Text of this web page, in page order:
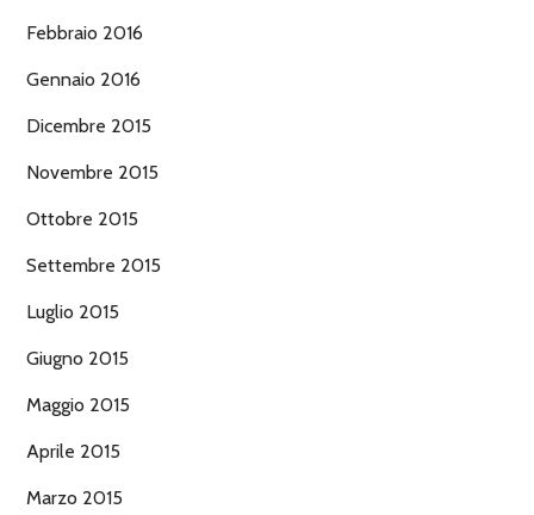
Febbraio 2016
Gennaio 2016
Dicembre 2015
Novembre 2015
Ottobre 2015
Settembre 2015
Luglio 2015
Giugno 2015
Maggio 2015
Aprile 2015
Marzo 2015